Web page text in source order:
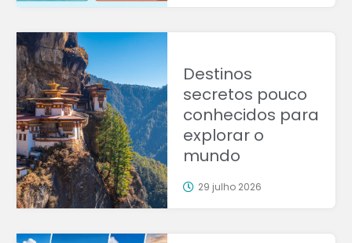
Destinos
secretos pouco
conhecidos para
explorar o
mundo
29 julho 2026